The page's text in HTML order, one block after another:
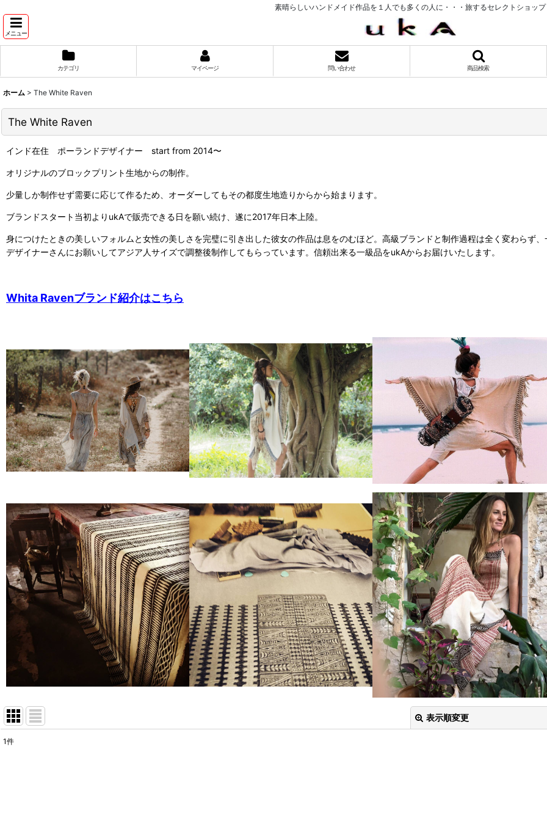
素晴らしいハンドメイド作品を１人でも多くの人に・・・旅するセレクトショップ
メニュー
カテゴリ マイページ 問い合わせ 商品検索
ホーム > The White Raven
The White Raven
インド在住 ポーランドデザイナー start from 2014〜
オリジナルのブロックプリント生地からの制作。
少量しか制作せず需要に応じて作るため、オーダーしてもその都度生地造りからから始まります。
ブランドスタート当初よりukAで販売できる日を願い続け、遂に2017年日本上陸。
身につけたときの美しいフォルムと女性の美しさを完璧に引き出した彼女の作品は息をのむほど。高級ブランドと制作過程は全く変わらず
デザイナーさんにお願いしてアジア人サイズで調整後制作してもらっています。信頼出来る一級品をukAからお届けいたします。
Whita Ravenブランド紹介はこちら
表示順変更
1件